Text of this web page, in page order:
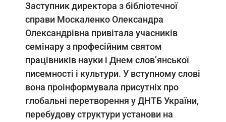
Заступник директора з бібліотечної
справи Москаленко Олександра
Олександрівна привітала учасників
семінару з професійним святом
працівників науки і Днем слов’янської
писемності і культури. У вступному слові
вона проінформувала присутніх про
глобальні перетворення у ДНТБ України,
перебудову структури установи на